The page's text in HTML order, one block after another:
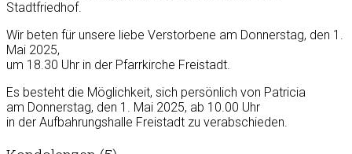
Stadtfriedhof.
Wir beten für unsere liebe Verstorbene am Donnerstag, den 1.
Mai 2025,
um 18.30 Uhr in der Pfarrkirche Freistadt.
Es besteht die Möglichkeit, sich persönlich von Patricia
am Donnerstag, den 1. Mai 2025, ab 10.00 Uhr
in der Aufbahrungshalle Freistadt zu verabschieden.